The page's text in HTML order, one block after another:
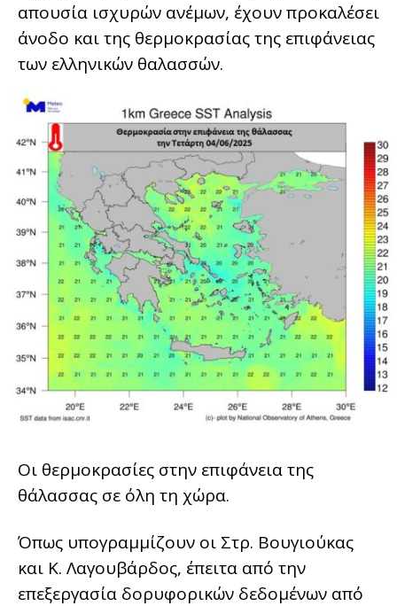
απουσία ισχυρών ανέμων, έχουν προκαλέσει
άνοδο και της θερμοκρασίας της επιφάνειας
των ελληνικών θαλασσών.
Οι θερμοκρασίες στην επιφάνεια της
θάλασσας σε όλη τη χώρα.
Όπως υπογραμμίζουν οι Στρ. Βουγιούκας
και Κ. Λαγουβάρδος, έπειτα από την
επεξεργασία δορυφορικών δεδομένων από